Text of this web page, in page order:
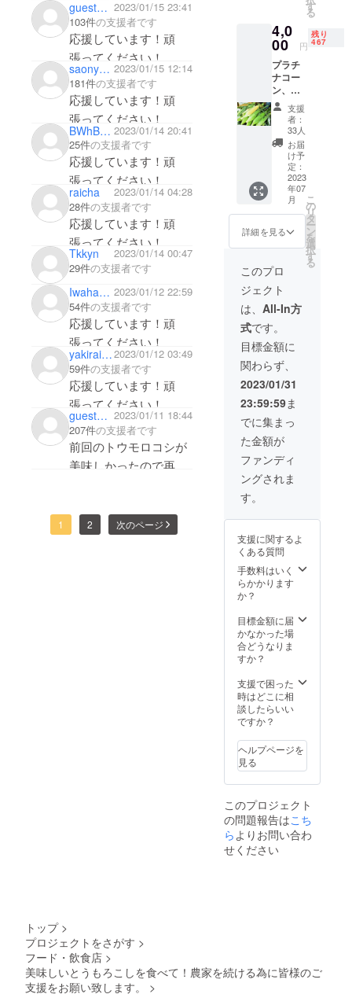
guest7b58db11fa 2023/01/15 23:41
103件の支援者です
応援しています！頑
張ってください！
saonyanco 2023/01/15 12:14
181件の支援者です
応援しています！頑
張ってください！
BWhBWk 2023/01/14 20:41
25件の支援者です
応援しています！頑
張ってください！
raicha
2023/01/14 04:28
28件の支援者です
応援しています！頑
張ってください！
Tkkyn
2023/01/14 00:47
29件の支援者です
Iwahashi_Hiroyuki59 2023/01/12 22:59
54件の支援者です
応援しています！頑
張ってください！
yakiraion2023/01/12 03:49
59件の支援者です
応援しています！頑
張ってください！
guest3b9d8d0276c4 2023/01/11 18:44
207件の支援者です
前回のトウモロコシが
美味しかったので再び
1 2 次のページ
ため、
を受け
取れる
アドレ
スをご
入力く
ださ
い。
す
る
4,0
00 円
残り
467
プラチ
ナコー
ン、
ピュア
ホワイ
ト（白
いとう
もろこ
し）
ゴール
ドラッ
シュ
（黄色
いとう
もろこ
し） 白
と黄色
のとう
もろこ
しを、
各5本づ
つ、合
計１０
本 上記
の野菜
を８０
サイズ
の箱で
お送り
致しま
す。 収
穫時の
天候に
より、
変更す
しれま
せん、
ご理解
下さい
ませ。
込・送
料込の
価格で
す。 ※
でお届
けしま
す 設定
上７月
リター
ンに
なって
おりま
６月か
ら７月
にお届
けにな
ります
支援
者：
33人
お届
け予
定：
2023
年07
月
詳細を見る
こ
の
リ
タ
ー
ン
を
選
択
す
る
このプロ
ジェクト
は、 All-In方
式です。
目標金額に
関わらず、
2023/01/31
23:59:59ま
でに集まっ
た金額が
ファンディ
ングされま
す。
支援に関するよ
くある質問
手数料はいく
らかかります
か？
目標金額に届
かなかった場
合どうなりま
すか？
支援で困った
時はどこに相
談したらいい
ですか？
ヘルプページを
見る
このプロジェクト
の問題報告はこち
らよりお問い合わ
せください
トップ >
プロジェクトをさがす >
フード・飲食店 >
美味しいとうもろこしを食べて！農家を続ける為に皆様のご
支援をお願い致します。
>